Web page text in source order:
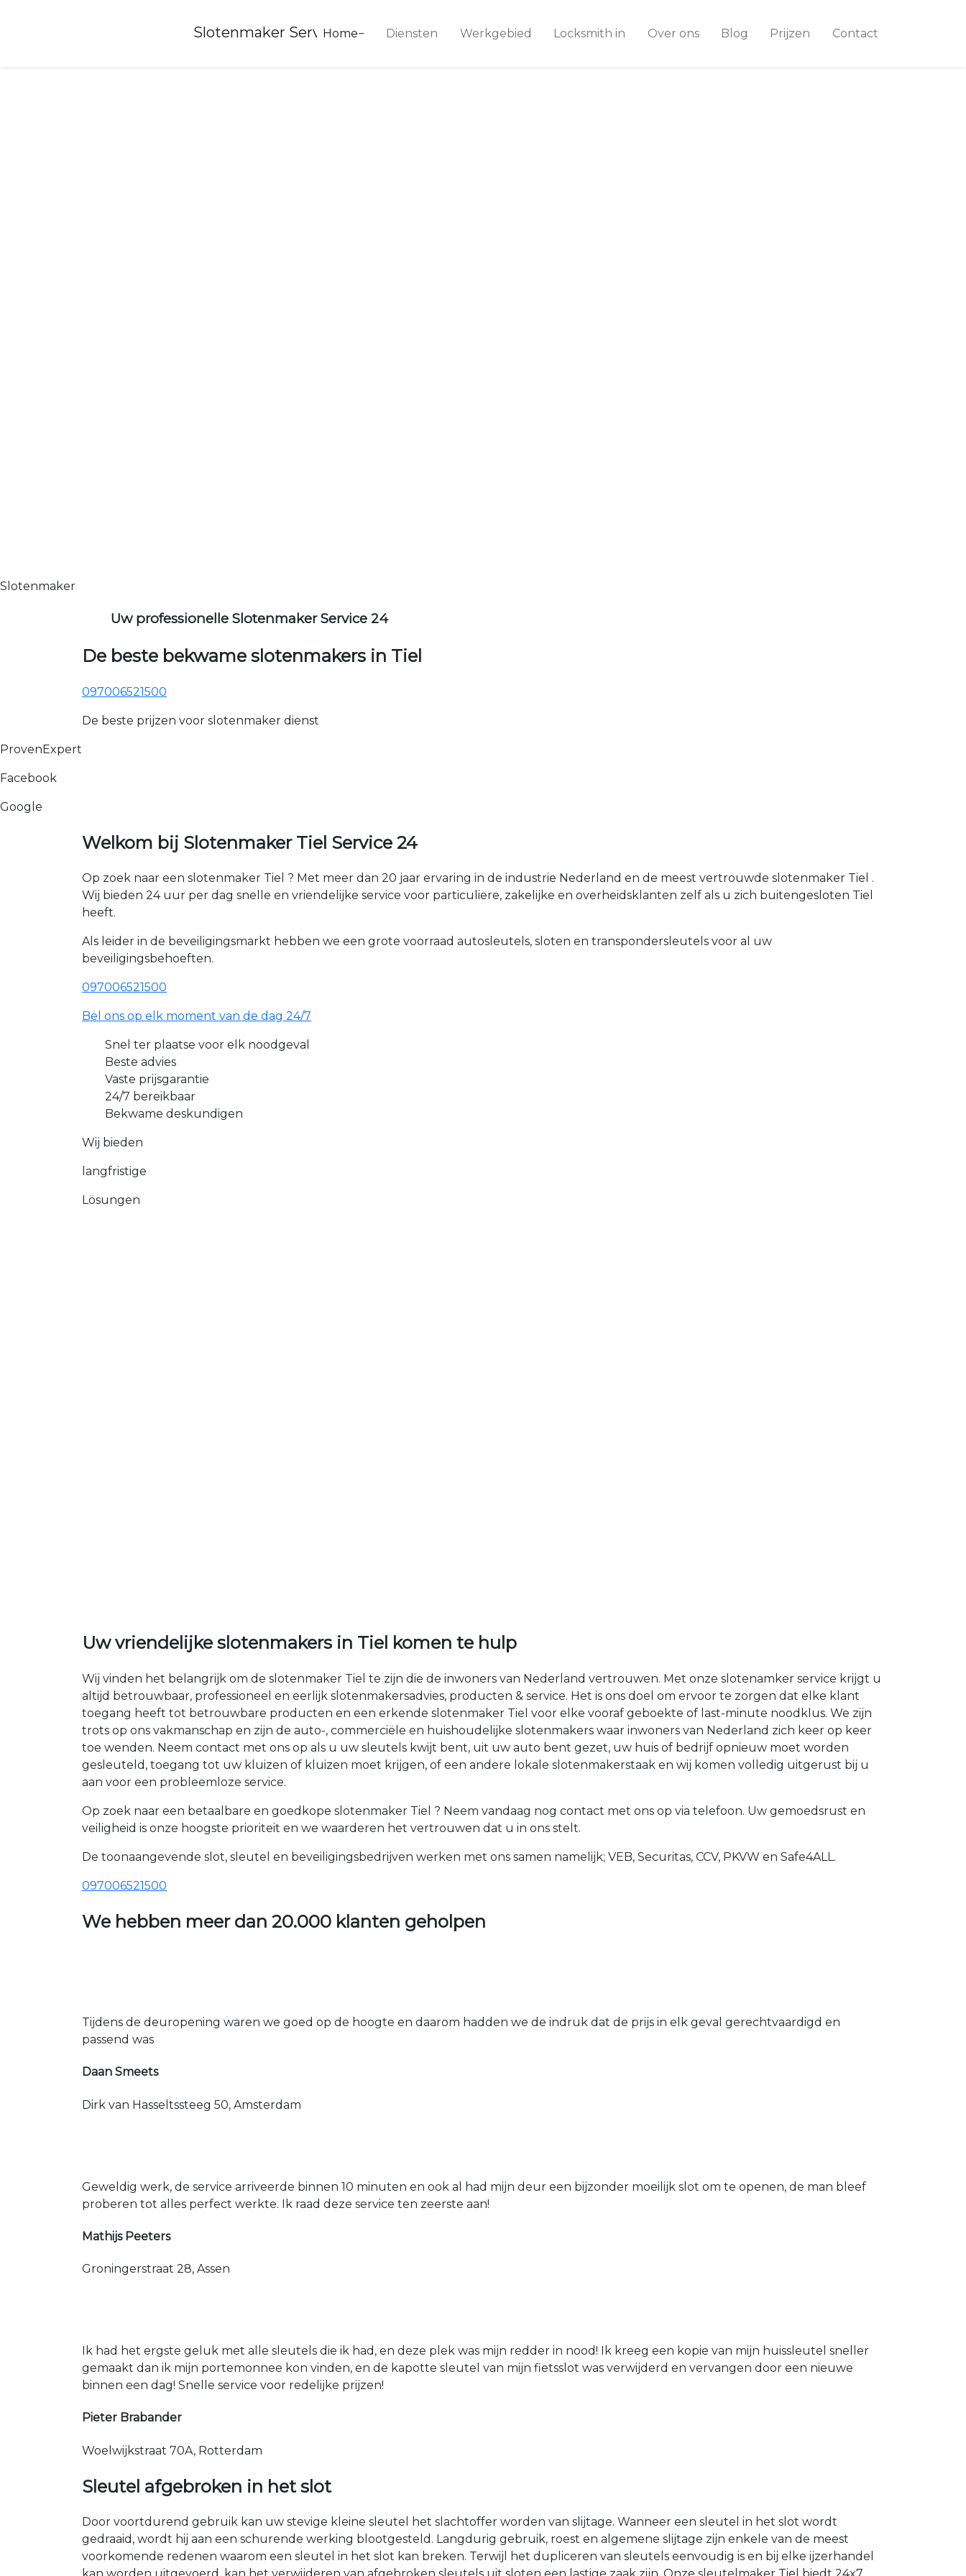
Slotenmaker Service 24
Home Diensten Werkgebied Locksmith in Over ons Blog Prijzen Contact
Slotenmaker
Uw professionelle Slotenmaker Service 24
De beste bekwame slotenmakers in Tiel
097006521500
De beste prijzen voor slotenmaker dienst
ProvenExpert
Facebook
Google
Welkom bij Slotenmaker Tiel Service 24
Op zoek naar een slotenmaker Tiel ? Met meer dan 20 jaar ervaring in de industrie Nederland en de meest vertrouwde slotenmaker Tiel .
Wij bieden 24 uur per dag snelle en vriendelijke service voor particuliere, zakelijke en overheidsklanten zelf als u zich buitengesloten Tiel
heeft.
Als leider in de beveiligingsmarkt hebben we een grote voorraad autosleutels, sloten en transpondersleutels voor al uw
beveiligingsbehoeften.
097006521500
Bel ons op elk moment van de dag 24/7
Snel ter plaatse voor elk noodgeval
Beste advies
Vaste prijsgarantie
24/7 bereikbaar
Bekwame deskundigen
Wij bieden
langfristige
Lösungen
Uw vriendelijke slotenmakers in Tiel komen te hulp
Wij vinden het belangrijk om de slotenmaker Tiel te zijn die de inwoners van Nederland vertrouwen. Met onze slotenamker service krijgt u
altijd betrouwbaar, professioneel en eerlijk slotenmakersadvies, producten & service. Het is ons doel om ervoor te zorgen dat elke klant
toegang heeft tot betrouwbare producten en een erkende slotenmaker Tiel voor elke vooraf geboekte of last-minute noodklus. We zijn
trots op ons vakmanschap en zijn de auto-, commerciële en huishoudelijke slotenmakers waar inwoners van Nederland zich keer op keer
toe wenden. Neem contact met ons op als u uw sleutels kwijt bent, uit uw auto bent gezet, uw huis of bedrijf opnieuw moet worden
gesleuteld, toegang tot uw kluizen of kluizen moet krijgen, of een andere lokale slotenmakerstaak en wij komen volledig uitgerust bij u
aan voor een probleemloze service.
Op zoek naar een betaalbare en goedkope slotenmaker Tiel ? Neem vandaag nog contact met ons op via telefoon. Uw gemoedsrust en
veiligheid is onze hoogste prioriteit en we waarderen het vertrouwen dat u in ons stelt.
De toonaangevende slot, sleutel en beveiligingsbedrijven werken met ons samen namelijk; VEB, Securitas, CCV, PKVW en Safe4ALL.
097006521500
We hebben meer dan 20.000 klanten geholpen
Tijdens de deuropening waren we goed op de hoogte en daarom hadden we de indruk dat de prijs in elk geval gerechtvaardigd en
passend was
Daan Smeets
Dirk van Hasseltssteeg 50, Amsterdam
Geweldig werk, de service arriveerde binnen 10 minuten en ook al had mijn deur een bijzonder moeilijk slot om te openen, de man bleef
proberen tot alles perfect werkte. Ik raad deze service ten zeerste aan!
Mathijs Peeters
Groningerstraat 28, Assen
Ik had het ergste geluk met alle sleutels die ik had, en deze plek was mijn redder in nood! Ik kreeg een kopie van mijn huissleutel sneller
gemaakt dan ik mijn portemonnee kon vinden, en de kapotte sleutel van mijn fietsslot was verwijderd en vervangen door een nieuwe
binnen een dag! Snelle service voor redelijke prijzen!
Pieter Brabander
Woelwijkstraat 70A, Rotterdam
Sleutel afgebroken in het slot
Door voortdurend gebruik kan uw stevige kleine sleutel het slachtoffer worden van slijtage. Wanneer een sleutel in het slot wordt
gedraaid, wordt hij aan een schurende werking blootgesteld. Langdurig gebruik, roest en algemene slijtage zijn enkele van de meest
voorkomende redenen waarom een sleutel in het slot kan breken. Terwijl het dupliceren van sleutels eenvoudig is en bij elke ijzerhandel